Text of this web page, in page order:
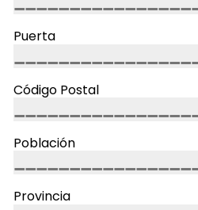
Puerta
Código Postal
Población
Provincia